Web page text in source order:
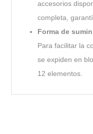
accesorios
completa,
Forma de
Para facilitar la
se expiden en
12 elementos.